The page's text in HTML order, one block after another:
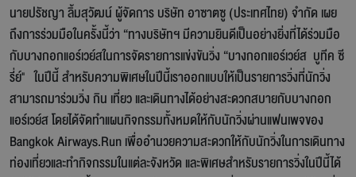
นายปรัชญา ลิ้มสุวัฒน์ ผู้จัดการ บริษัท อาซาตซู (ประเทศไทย) จำกัด เผย
ถึงการร่วมมือในครั้งนี้ว่า “ทางบริษัทฯ มีความยินดีเป็นอย่างยิ่งที่ได้ร่วมมือ
กับบางกอกแอร์เวย์สในการจัดรายการแข่งขันวิ่ง “บางกอกแอร์เวย์ส บูทีค ซี
รี่ย์" ในปีนี้ สำหรับความพิเศษในปีนี้เราออกแบบให้เป็นรายการวิ่งที่นักวิ่ง
สามารถมาร่วมวิ่ง กิน เที่ยว และเดินทางได้อย่างสะดวกสบายกับบางกอก
แอร์เวย์ส โดยได้จัดทำแผนกิจกรรมทั้งหมดให้กับนักวิ่งผ่านแฟนเพจของ
Bangkok Airways.Run เพื่ออำนวยความสะดวกให้กับนักวิ่งในการเดินทาง
ท่องเที่ยวและทำกิจกรรมในแต่ละจังหวัด และพิเศษสำหรับรายการวิ่งในปีนี้ได้